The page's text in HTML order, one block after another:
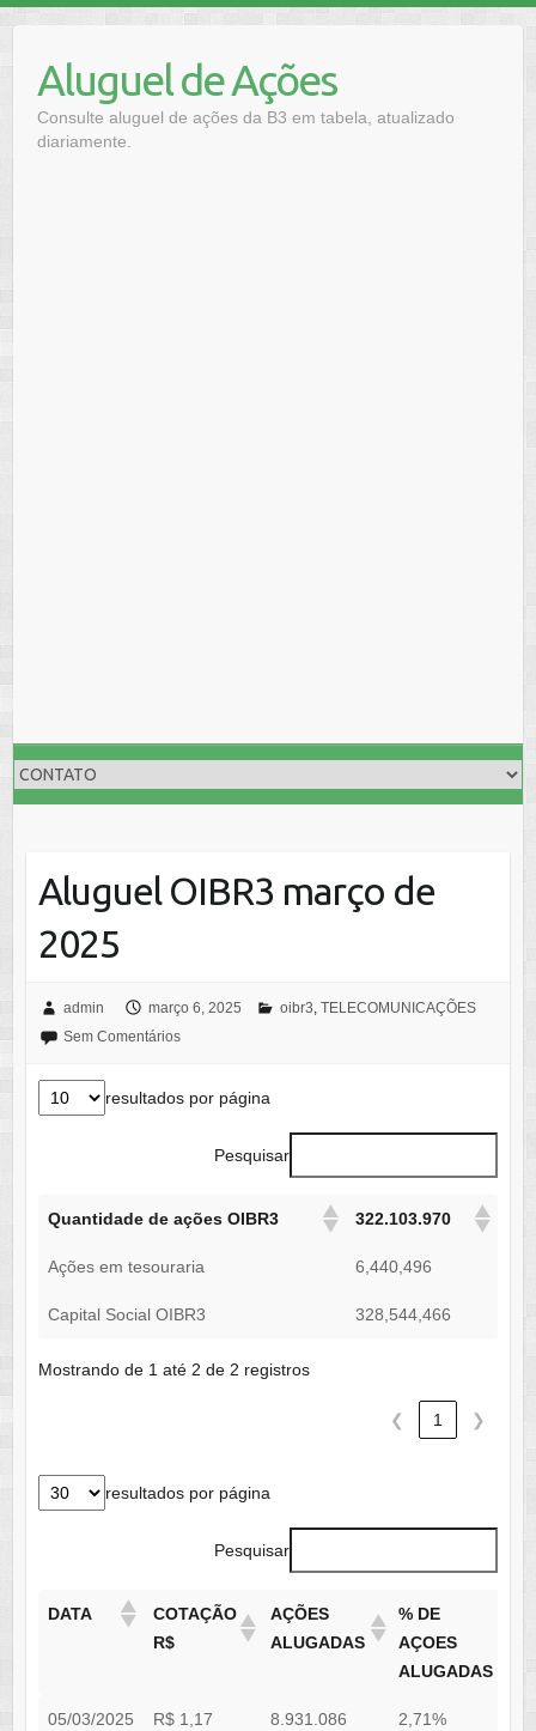
contentAluguel de Ações
Consulte aluguel de ações da B3 em tabela, atualizado
diariamente.
Aluguel OIBR3 março de
2025
admin março 6, 2025 oibr3, TELECOMUNICAÇÕES
Sem Comentários
resultados por página
Pesquisar
Quantidade de ações OIBR3 322.103.970
Ações em tesouraria 6,440,496
Capital Social OIBR3 328,544,466
Mostrando de 1 até 2 de 2 registros
❮ 1 ❯
resultados por página
Pesquisar
DATA
COTAÇÃO
R$
AÇÕES
ALUGADAS
% DE
AÇOES
ALUGADAS
DATA
COTAÇÃO
AÇÕES
% DE
05/03/2025 R$ 1,17 8.931.086 2,71%